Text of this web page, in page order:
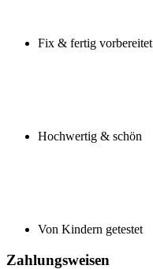
Fix & fertig vorbereitet
Hochwertig & schön
Von Kindern getestet
Zahlungsweisen